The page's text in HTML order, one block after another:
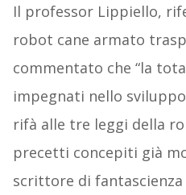
Il professor Lippiello,
robot cane armato
commentato che “la
impegnati nello
rifà alle tre leggi della
precetti concepiti già
scrittore di fantascienza